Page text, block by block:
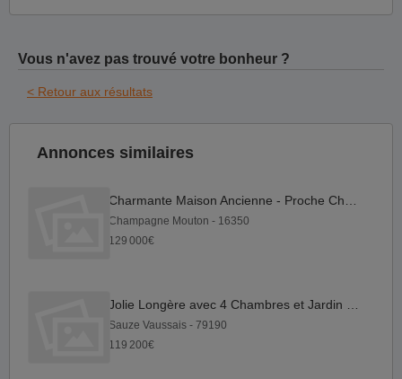
Vous n'avez pas trouvé votre bonheur ?
< Retour aux résultats
Annonces similaires
Champagne Mouton - 16350
129 000€
Sauze Vaussais - 79190
119 200€